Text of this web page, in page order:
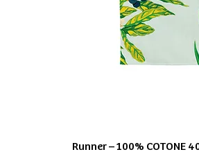
Runner – 100% COTONE